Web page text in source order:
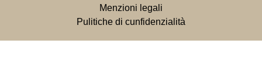
Menzioni legali
Pulitiche di cunfidenzialità